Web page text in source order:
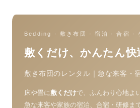
Bedding · 敷き布団 · 宿泊 · 合宿 ·
敷くだけ、かんたん快
敷き布団のレンタル｜急な来客・
床や畳に 敷くだけで、ふんわり心地よ
急な来客や家族の宿泊、合宿・研修ま